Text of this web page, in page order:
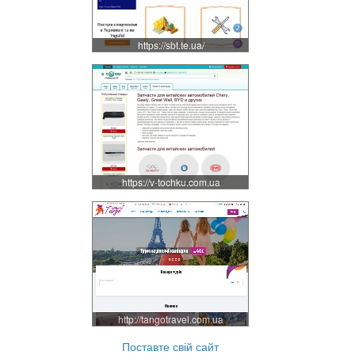
https://sbt.te.ua/
https://v-tochku.com.ua
http://tangotravel.com.ua
Поставте свій сайт